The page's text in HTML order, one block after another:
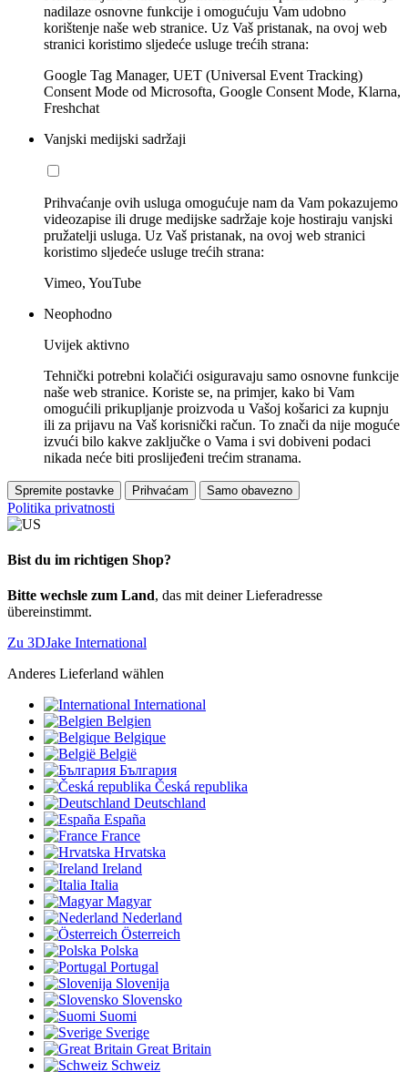
nadilaze osnovne funkcije i omogućuju Vam udobno
korištenje naše web stranice. Uz Vaš pristanak, na ovoj web
stranici koristimo sljedeće usluge trećih strana:
Google Tag Manager, UET (Universal Event Tracking)
Consent Mode od Microsofta, Google Consent Mode, Klarna,
Freshchat
Vanjski medijski sadržaji
Prihvaćanje ovih usluga omogućuje nam da Vam pokazujemo
videozapise ili druge medijske sadržaje koje hostiraju vanjski
pružatelji usluga. Uz Vaš pristanak, na ovoj web stranici
koristimo sljedeće usluge trećih strana:
Vimeo, YouTube
Neophodno
Uvijek aktivno
Tehnički potrebni kolačići osiguravaju samo osnovne funkcije
naše web stranice. Koriste se, na primjer, kako bi Vam
omogućili prikupljanje proizvoda u Vašoj košarici za kupnju
ili za prijavu na Vaš korisnički račun. To znači da nije moguće
izvući bilo kakve zaključke o Vama i svi dobiveni podaci
nikada neće biti proslijeđeni trećim stranama.
Spremite postavke Prihvaćam Samo obavezno
Politika privatnosti
Bist du im richtigen Shop?
Bitte wechsle zum Land, das mit deiner Lieferadresse
übereinstimmt.
Zu 3DJake International
Anderes Lieferland wählen
International
Belgien
Belgique
België
България
Česká republika
Deutschland
España
France
Hrvatska
Ireland
Italia
Magyar
Nederland
Österreich
Polska
Portugal
Slovenija
Slovensko
Suomi
Sverige
Great Britain
Schweiz